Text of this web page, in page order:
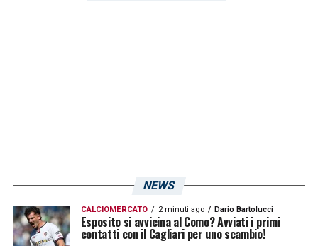
NEWS
CALCIOMERCATO 2 minuti ago Dario Bartolucci
Esposito si avvicina al Como? Avviati i primi
contatti con il Cagliari per uno scambio!